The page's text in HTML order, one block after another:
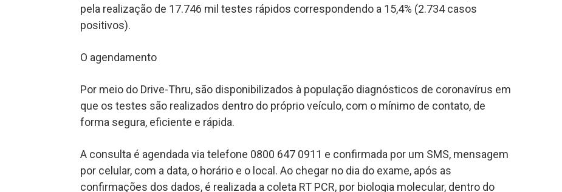
pela realização de 17.746 mil testes rápidos correspondendo a 15,4% (2.734 casos
positivos).
O agendamento
Por meio do Drive-Thru, são disponibilizados à população diagnósticos de coronavírus em
que os testes são realizados dentro do próprio veículo, com o mínimo de contato, de
forma segura, eficiente e rápida.
A consulta é agendada via telefone 0800 647 0911 e confirmada por um SMS, mensagem
por celular, com a data, o horário e o local. Ao chegar no dia do exame, após as
confirmações dos dados, é realizada a coleta RT PCR, por biologia molecular, dentro do